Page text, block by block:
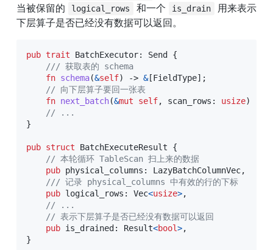
当被保留的
logical_rows 和一个 is_drain
用来表示
下层算子是否已经没有数据可以返回。
pub trait BatchExecutor: Send
{
/// 获取表的 schema
fn schema(&self) -> &[FieldType] ;
// 向下层算子要回一张表
fn next_batch(&mut self, scan_rows : usize)
// ...
}
pub struct BatchExecuteResult
{
// 本轮循环 TableScan 扫上来的数据
pub physical_columns : LazyBatchColumnVec,
/// 记录 physical_columns 中有效的行的下标
pub logical_rows : Vec<usize>,
// ...
// 表示下层算子是否已经没有数据可以返回
pub is_drained : Result<bool>,
}